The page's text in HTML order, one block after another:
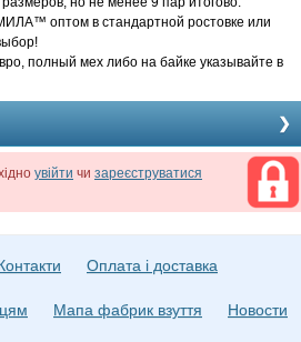
МИЛА™ оптом в стандартной ростовке или
полный мех либо на байке указывайте в
увійти чи зареєструватися
Оплата і доставка
Мапа фабрик взуття Новости